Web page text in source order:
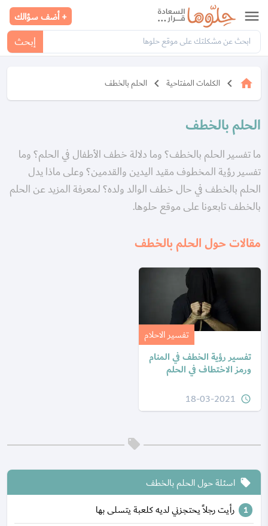
menu
إبحث
+ أضف سؤالك
home
keyboard_arrow_left الكلمات المفتاحية keyboard_arrow_left الحلم بالخطف
الحلم بالخطف
ما تفسير الحلم بالخطف؟ وما دلالة خطف الأطفال في الحلم؟ وما
تفسير رؤية المخطوف مقيد اليدين والقدمين؟ وعلى ماذا يدل
الحلم بالخطف في حال خطف الوالد ولده؟ لمعرفة المزيد عن الحلم
بالخطف تابعونا على موقع حلوها.
مقالات حول الحلم بالخطف
تفسير الاحلام
تفسير رؤية الخطف في المنام
ورمز الاختطاف في الحلم
query_builder
18-03-2021
local_offer اسئلة حول الحلم بالخطف
رأيت رجلاً يحتجزني لديه كلعبة يتسلى بها